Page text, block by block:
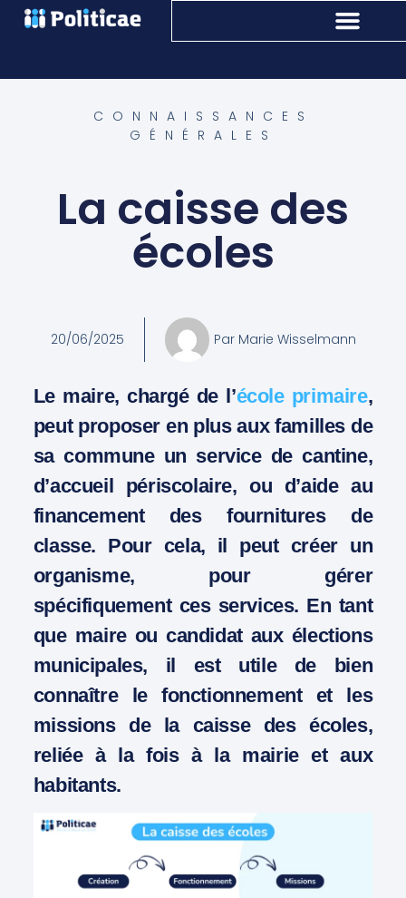
CONNAISSANCES
GÉNÉRALES
La caisse des
écoles
20/06/2025 ParMarie Wisselmann
Le maire, chargé de l’école primaire,
peut proposer en plus aux familles de
sa commune un service de cantine,
d’accueil périscolaire, ou d’aide au
financement des fournitures de
classe. Pour cela, il peut créer un
organisme, pour gérer
spécifiquement ces services. En tant
que maire ou candidat aux élections
municipales, il est utile de bien
connaître le fonctionnement et les
missions de la caisse des écoles,
reliée à la fois à la mairie et aux
habitants.